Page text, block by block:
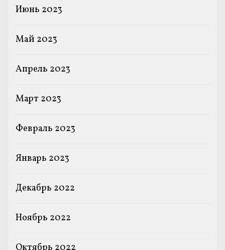
Июнь 2023
Май 2023
Апрель 2023
Март 2023
Февраль 2023
Январь 2023
Декабрь 2022
Ноябрь 2022